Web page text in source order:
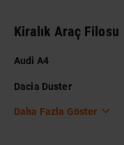
Kiralık Araç Filosu
Audi A4
Dacia Duster
Daha Fazla Göster